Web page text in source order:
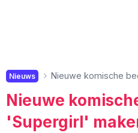
Nieuws Nieuwe komische
Nieuwe
'Supergirl'